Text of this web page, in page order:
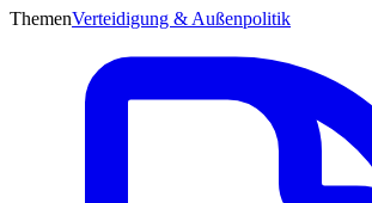
ThemenVerteidigung & Außenpolitik